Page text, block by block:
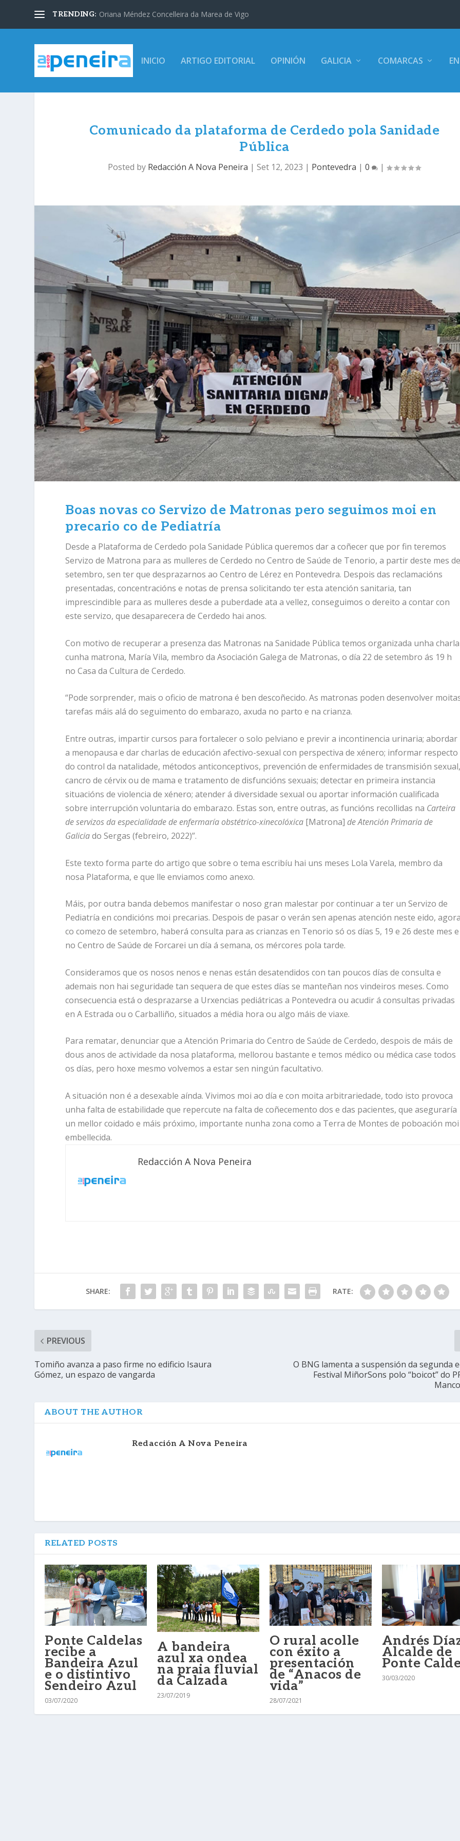
TRENDING: Oriana Méndez Concelleira da Marea de Vigo
INICIO ARTIGO EDITORIAL OPINIÓN GALICIA COMARCAS
Comunicado da plataforma de Cerdedo pola Sanidade
Pública
Posted by Redacción A Nova Peneira |Set 12, 2023 | Pontevedra |0 |
Boas novas co Servizo de Matronas pero seguimos moi en
precario co de Pediatría
Desde a Plataforma de Cerdedo pola Sanidade Pública queremos dar a coñecer que por fin teremos
Servizo de Matrona para as mulleres de Cerdedo no Centro de Saúde de Tenorio, a partir deste mes
setembro, sen ter que desprazarnos ao Centro de Lérez en Pontevedra. Despois das reclamacións
presentadas, concentracións e notas de prensa solicitando ter esta atención sanitaria, tan
imprescindible para as mulleres desde a puberdade ata a vellez, conseguimos o dereito a contar con
este servizo, que desaparecera de Cerdedo hai anos.
Con motivo de recuperar a presenza das Matronas na Sanidade Pública temos organizada unha charla
cunha matrona, María Vila, membro da Asociación Galega de Matronas, o día 22 de setembro ás 19 h
no Casa da Cultura de Cerdedo.
“Pode sorprender, mais o oficio de matrona é ben descoñecido. As matronas poden desenvolver
tarefas máis alá do seguimento do embarazo, axuda no parto e na crianza.
Entre outras, impartir cursos para fortalecer o solo pelviano e previr a incontinencia urinaria; abordar
a menopausa e dar charlas de educación afectivo-sexual con perspectiva de xénero; informar respecto
do control da natalidade, métodos anticonceptivos, prevención de enfermidades de transmisión
cancro de cérvix ou de mama e tratamento de disfuncións sexuais; detectar en primeira instancia
situacións de violencia de xénero; atender á diversidade sexual ou aportar información cualificada
sobre interrupción voluntaria do embarazo. Estas son, entre outras, as funcións recollidas na Carteira
de servizos da especialidade de enfermaría obstétrico-xinecolóxica [Matrona] de Atención Primaria de
Galiciado Sergas (febreiro, 2022)”.
Este texto forma parte do artigo que sobre o tema escribíu hai uns meses Lola Varela, membro da
nosa Plataforma, e que lle enviamos como anexo.
Máis, por outra banda debemos manifestar o noso gran malestar por continuar a ter un Servizo de
Pediatría en condicións moi precarias. Despois de pasar o verán sen apenas atención neste eido,
co comezo de setembro, haberá consulta para as crianzas en Tenorio só os días 5, 19 e 26 deste mes e
no Centro de Saúde de Forcarei un día á semana, os mércores pola tarde.
Consideramos que os nosos nenos e nenas están desatendidos con tan poucos días de consulta e
ademais non hai seguridade tan sequera de que estes días se manteñan nos vindeiros meses. Como
consecuencia está o desprazarse a Urxencias pediátricas a Pontevedra ou acudir á consultas privadas
en A Estrada ou o Carballiño, situados a média hora ou algo máis de viaxe.
Para rematar, denunciar que a Atención Primaria do Centro de Saúde de Cerdedo, despois de máis de
dous anos de actividade da nosa plataforma, mellorou bastante e temos médico ou médica case todos
os días, pero hoxe mesmo volvemos a estar sen ningún facultativo.
A situación non é a desexable aínda. Vivimos moi ao día e con moita arbitrariedade, todo isto provoca
unha falta de estabilidade que repercute na falta de coñecemento dos e das pacientes, que aseguraría
un mellor coidado e máis próximo, importante nunha zona como a Terra de Montes de poboación moi
embellecida.
Redacción A Nova Peneira
SHARE: RATE:
PREVIOUS
Tomiño avanza a paso firme no edificio Isaura
Gómez, un espazo de vangarda
O BNG lamenta a suspensión da segunda
Festival MiñorSons polo “boicot” do
ABOUT THE AUTHOR
Redacción A Nova Peneira
RELATED POSTS
Ponte Caldelas
recibe a
Bandeira Azul
e o distintivo
Sendeiro Azul
03/07/2020
A bandeira
azul xa ondea
na praia fluvial
da Calzada
23/07/2019
O rural acolle
con éxito a
presentación
de “Anacos de
vida”
28/07/2021
Andrés
Alcalde de
Ponte
30/03/2020